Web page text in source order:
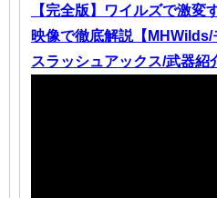
【完全版】ワイルズで激変
映像で徹底解説【
スラッシュアックス/武器紹